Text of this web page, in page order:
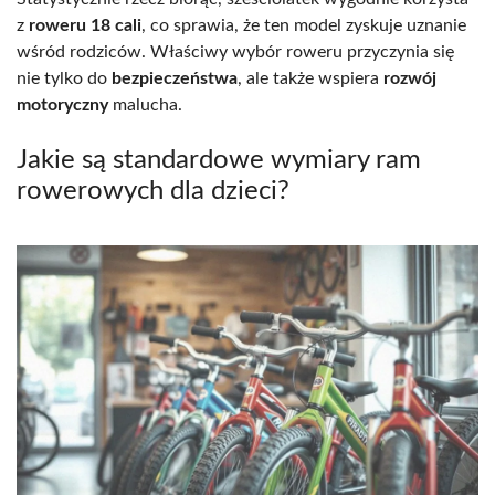
z roweru 18 cali, co sprawia, że ten model zyskuje uznanie
wśród rodziców. Właściwy wybór roweru przyczynia się
nie tylko do bezpieczeństwa, ale także wspiera rozwój
motorycznymalucha.
Jakie są standardowe wymiary ram
rowerowych dla dzieci?